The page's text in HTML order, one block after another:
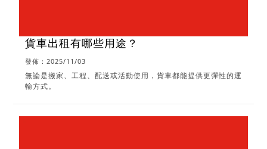
貨車出租有哪些用途？
發佈：2025/11/03
無論是搬家、工程、配送或活動使用，貨車都能提供更彈性的運
輸方式。